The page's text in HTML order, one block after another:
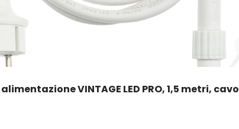
VINTAGE LED PRO, 1,5 metri, cavo